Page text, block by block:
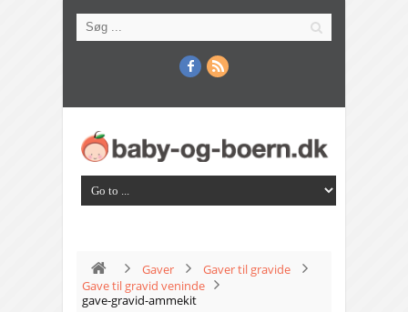
Gaver
Gaver til gravide
Gave til gravid veninde
gave-gravid-ammekit